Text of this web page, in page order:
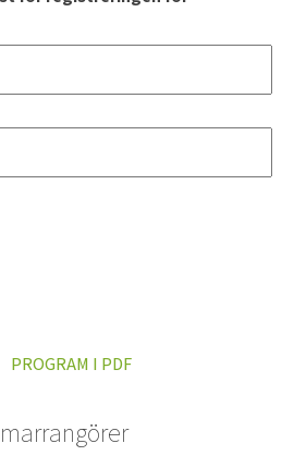
PROGRAM I PDF